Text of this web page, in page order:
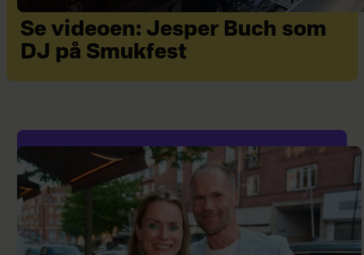
Se videoen: Jesper Buch som
DJ på Smukfest